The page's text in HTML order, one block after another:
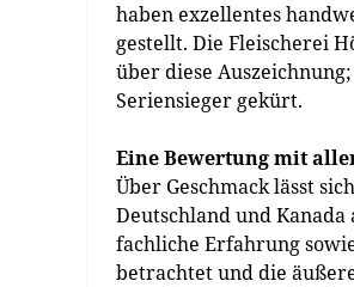
haben exzellentes
gestellt. Die Fleischerei
über diese
Seriensieger gekürt.
Eine Bewertung mit
Über Geschmack lässt
Deutschland und
fachliche Erfahrung
betrachtet und die